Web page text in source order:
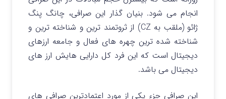
انجام می شود. بنیان گذار این صرافی، چانگ پنگ
ژائو (ملقب به CZ) از ثروتمند ترین و شناخته ترین و
شناخته شده ترین چهره های فعال و جامعه ارزهای
دیجیتال است که این فرد کل دارایی هایش ارز های
دیجیتال می باشد.
این صرافی جزء یکی از مورد اعتمادترین صرافی های